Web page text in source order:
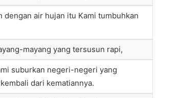
dengan air hujan itu Kami tumbuhkan
mayang yang tersusun rapi,
suburkan negeri-negeri yang
dari kematiannya.